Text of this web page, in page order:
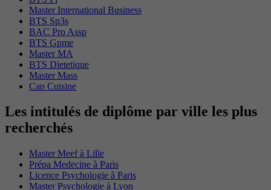
Master International Business
BTS Sp3s
BAC Pro Assp
BTS Gpme
Master MA
BTS Dietetique
Master Mass
Cap Cuisine
Les intitulés de diplôme par ville les plus
recherchés
Master Meef à Lille
Prépa Medecine à Paris
Licence Psychologie à Paris
Master Psychologie à Lyon